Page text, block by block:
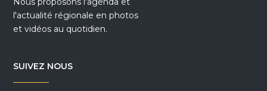
l'actualité régionale en photos
et vidéos au quotidien.
SUIVEZ NOUS